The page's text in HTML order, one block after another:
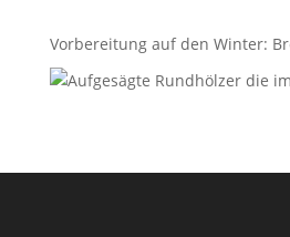
Vorbereitung auf den Winter: